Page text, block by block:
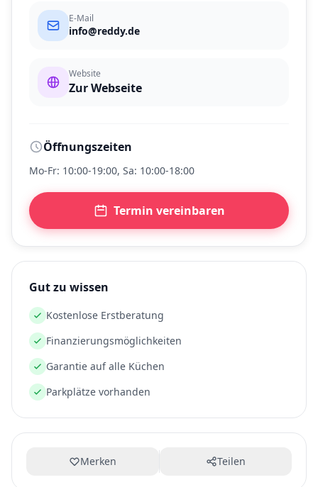
E-Mail
info@reddy.de
Website
Zur Webseite
Öffnungszeiten
Mo-Fr: 10:00-19:00, Sa: 10:00-18:00
Termin vereinbaren
Gut zu wissen
Kostenlose Erstberatung
Finanzierungsmöglichkeiten
Garantie auf alle Küchen
Parkplätze vorhanden
Merken Teilen